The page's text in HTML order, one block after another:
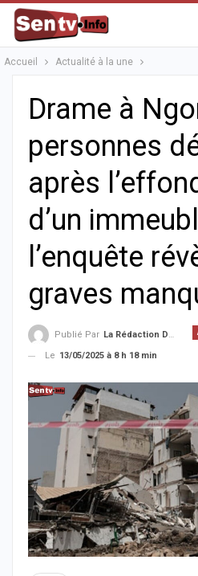
Accueil Actualité à la une
Drame à
personnes
après
d’un
l’enquête
graves
Publié Par La Rédaction De La SenTV.info
Le 13/05/2025 à 8 h 18 min